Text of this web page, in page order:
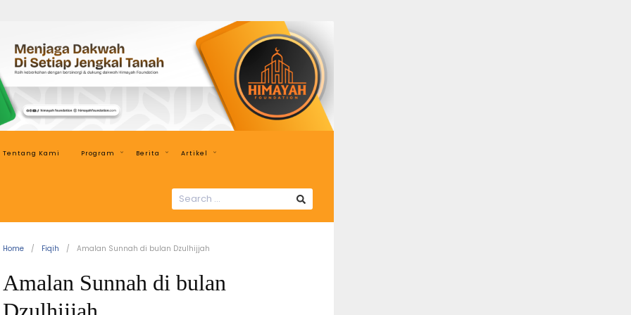
Himayah
Foundation
Menjaga
Dakwah
di
Setiap
Jengkal
Tentang Kami Program Berita Artikel
FOR:
Home Fiqih Amalan Sunnah di bulan Dzulhijjah
Amalan Sunnah di bulan